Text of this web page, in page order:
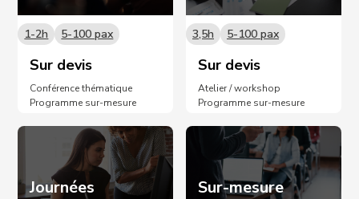
1-2h 5-100 pax
Sur devis
Conférence thématique
Programme sur-mesure
3,5h 5-100 pax
Sur devis
Atelier / workshop
Programme sur-mesure
Journées Sur-mesure